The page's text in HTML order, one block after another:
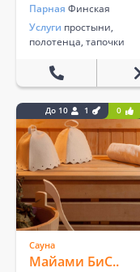
Парная Финская
Услуги простыни,
полотенца, тапочки
До 10 1 0
Сауна
Майами БиС..